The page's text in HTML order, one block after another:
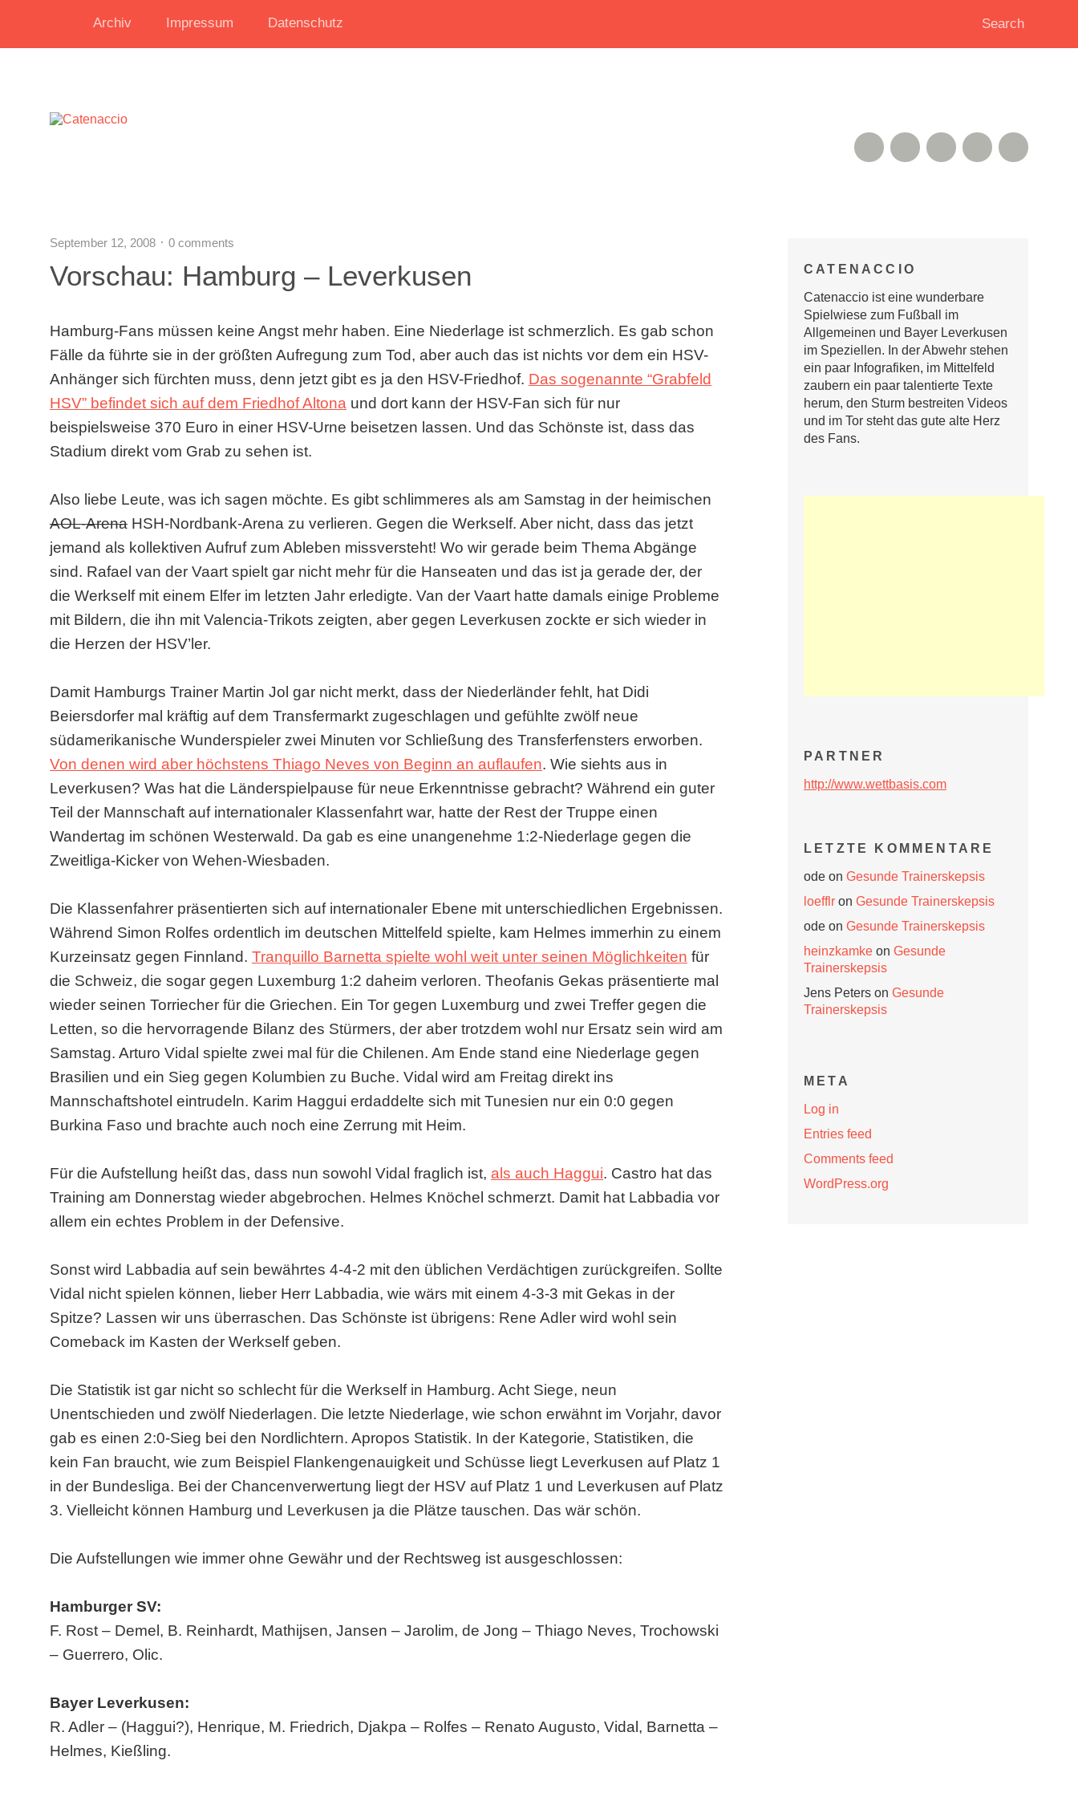
Archiv Impressum Datenschutz
Google+
Instagram
Xing
RSS Feed
September 12, 2008 0 comments
Vorschau: Hamburg – Leverkusen
Hamburg-Fans müssen keine Angst mehr haben. Eine Niederlage ist schmerzlich. Es gab schon
Fälle da führte sie in der größten Aufregung zum Tod, aber auch das ist nichts vor dem ein HSV-
Anhänger sich fürchten muss, denn jetzt gibt es ja den HSV-Friedhof. Das sogenannte “Grabfeld
HSV” befindet sich auf dem Friedhof Altona und dort kann der HSV-Fan sich für nur
beispielsweise 370 Euro in einer HSV-Urne beisetzen lassen. Und das Schönste ist, dass das
Stadium direkt vom Grab zu sehen ist.
Also liebe Leute, was ich sagen möchte. Es gibt schlimmeres als am Samstag in der heimischen
AOL-Arena HSH-Nordbank-Arena zu verlieren. Gegen die Werkself. Aber nicht, dass das jetzt
jemand als kollektiven Aufruf zum Ableben missversteht! Wo wir gerade beim Thema Abgänge
sind. Rafael van der Vaart spielt gar nicht mehr für die Hanseaten und das ist ja gerade der, der
die Werkself mit einem Elfer im letzten Jahr erledigte. Van der Vaart hatte damals einige Probleme
mit Bildern, die ihn mit Valencia-Trikots zeigten, aber gegen Leverkusen zockte er sich wieder in
die Herzen der HSV’ler.
Damit Hamburgs Trainer Martin Jol gar nicht merkt, dass der Niederländer fehlt, hat Didi
Beiersdorfer mal kräftig auf dem Transfermarkt zugeschlagen und gefühlte zwölf neue
südamerikanische Wunderspieler zwei Minuten vor Schließung des Transferfensters erworben.
Von denen wird aber höchstens Thiago Neves von Beginn an auflaufen. Wie siehts aus in
Leverkusen? Was hat die Länderspielpause für neue Erkenntnisse gebracht? Während ein guter
Teil der Mannschaft auf internationaler Klassenfahrt war, hatte der Rest der Truppe einen
Wandertag im schönen Westerwald. Da gab es eine unangenehme 1:2-Niederlage gegen die
Zweitliga-Kicker von Wehen-Wiesbaden.
Die Klassenfahrer präsentierten sich auf internationaler Ebene mit unterschiedlichen Ergebnissen.
Während Simon Rolfes ordentlich im deutschen Mittelfeld spielte, kam Helmes immerhin zu einem
Kurzeinsatz gegen Finnland. Tranquillo Barnetta spielte wohl weit unter seinen Möglichkeiten für
die Schweiz, die sogar gegen Luxemburg 1:2 daheim verloren. Theofanis Gekas präsentierte mal
wieder seinen Torriecher für die Griechen. Ein Tor gegen Luxemburg und zwei Treffer gegen die
Letten, so die hervorragende Bilanz des Stürmers, der aber trotzdem wohl nur Ersatz sein wird am
Samstag. Arturo Vidal spielte zwei mal für die Chilenen. Am Ende stand eine Niederlage gegen
Brasilien und ein Sieg gegen Kolumbien zu Buche. Vidal wird am Freitag direkt ins
Mannschaftshotel eintrudeln. Karim Haggui erdaddelte sich mit Tunesien nur ein 0:0 gegen
Burkina Faso und brachte auch noch eine Zerrung mit Heim.
Für die Aufstellung heißt das, dass nun sowohl Vidal fraglich ist, als auch Haggui. Castro hat das
Training am Donnerstag wieder abgebrochen. Helmes Knöchel schmerzt. Damit hat Labbadia vor
allem ein echtes Problem in der Defensive.
Sonst wird Labbadia auf sein bewährtes 4-4-2 mit den üblichen Verdächtigen zurückgreifen. Sollte
Vidal nicht spielen können, lieber Herr Labbadia, wie wärs mit einem 4-3-3 mit Gekas in der
Spitze? Lassen wir uns überraschen. Das Schönste ist übrigens: Rene Adler wird wohl sein
Comeback im Kasten der Werkself geben.
Die Statistik ist gar nicht so schlecht für die Werkself in Hamburg. Acht Siege, neun
Unentschieden und zwölf Niederlagen. Die letzte Niederlage, wie schon erwähnt im Vorjahr, davor
gab es einen 2:0-Sieg bei den Nordlichtern. Apropos Statistik. In der Kategorie, Statistiken, die
kein Fan braucht, wie zum Beispiel Flankengenauigkeit und Schüsse liegt Leverkusen auf Platz 1
in der Bundesliga. Bei der Chancenverwertung liegt der HSV auf Platz 1 und Leverkusen auf Platz
3. Vielleicht können Hamburg und Leverkusen ja die Plätze tauschen. Das wär schön.
Die Aufstellungen wie immer ohne Gewähr und der Rechtsweg ist ausgeschlossen:
Hamburger SV:
F. Rost – Demel, B. Reinhardt, Mathijsen, Jansen – Jarolim, de Jong – Thiago Neves, Trochowski
– Guerrero, Olic.
Bayer Leverkusen:
R. Adler – (Haggui?), Henrique, M. Friedrich, Djakpa – Rolfes – Renato Augusto, Vidal, Barnetta –
Helmes, Kießling.
CATENACCIO
Catenaccio ist eine wunderbare
Spielwiese zum Fußball im
Allgemeinen und Bayer Leverkusen
im Speziellen. In der Abwehr stehen
ein paar Infografiken, im Mittelfeld
zaubern ein paar talentierte Texte
herum, den Sturm bestreiten Videos
und im Tor steht das gute alte Herz
des Fans.
PARTNER
http://www.wettbasis.com
LETZTE KOMMENTARE
ode on Gesunde Trainerskepsis
loefflr on Gesunde Trainerskepsis
ode on Gesunde Trainerskepsis
heinzkamke on Gesunde
Trainerskepsis
Jens Peters on Gesunde
Trainerskepsis
META
Log in
Entries feed
Comments feed
WordPress.org